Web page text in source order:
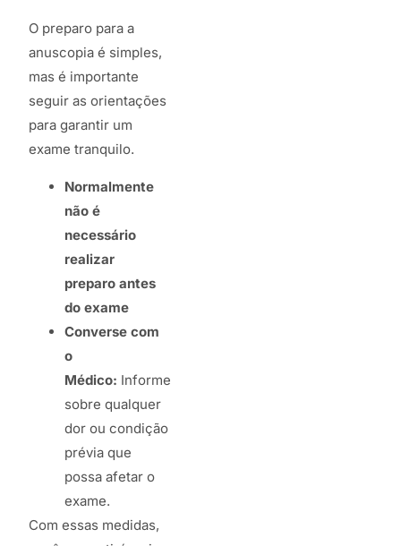
O preparo para a
anuscopia é simples,
mas é importante
seguir as orientações
para garantir um
exame tranquilo.
Normalmente
não é
necessário
realizar
preparo antes
do exame
Converse com
o
Médico: Informe
sobre qualquer
dor ou condição
prévia que
possa afetar o
exame.
Com essas medidas,